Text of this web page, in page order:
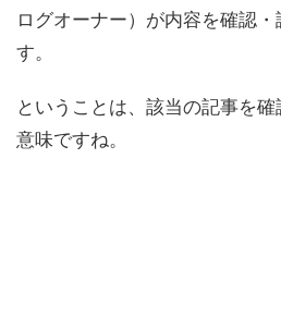
ログオーナー）が内容を確認
す。
ということは、該当の記事を
意味ですね。